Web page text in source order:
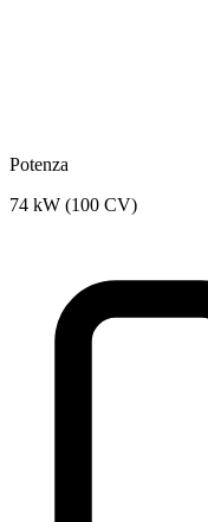
Potenza
74 kW (100 CV)